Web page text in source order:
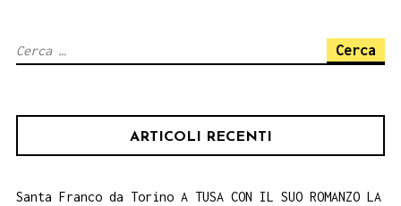
Ricerca
ARTICOLI RECENTI
Santa Franco da Torino A TUSA CON IL SUO ROMANZO LA